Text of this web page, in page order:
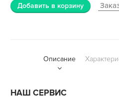
Добавить в корзину
Описание
НАШ СЕРВИС